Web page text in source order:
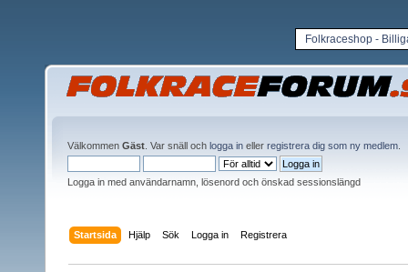
Folkraceshop -
Välkommen Gäst . Var snäll och logga in eller registrera dig som ny medlem
Logga in med användarnamn, lösenord och önskad sessionslängd
Startsida Hjälp Sök Logga in Registrera